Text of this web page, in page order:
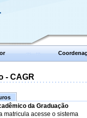
- CAGR
da Graduação
matricula acesse o sistema